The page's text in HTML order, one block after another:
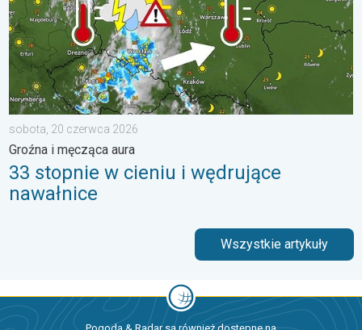
sobota, 20 czerwca 2026
Groźna i męcząca aura
33 stopnie w cieniu i wędrujące
nawałnice
Wszystkie artykuły